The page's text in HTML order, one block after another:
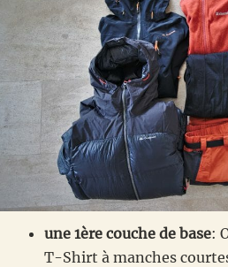
une 1ère couche de base:
T-Shirt à manches